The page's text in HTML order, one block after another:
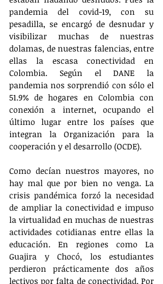
pandemia del covid-19, con su
pesadilla, se encargó de desnudar y
visibilizar muchas de nuestras
dolamas, de nuestras falencias, entre
ellas la escasa conectividad en
Colombia. Según el DANE la
pandemia nos sorprendió con sólo el
51.9% de hogares en Colombia con
conexión a internet, ocupando el
último lugar entre los países que
integran la Organización para la
cooperación y el desarrollo (OCDE).
Como decían nuestros mayores, no
hay mal que por bien no venga. La
crisis pandémica forzó la necesidad
de ampliar la conectividad e impuso
la virtualidad en muchas de nuestras
actividades cotidianas entre ellas la
educación. En regiones como La
Guajira y Chocó, los estudiantes
perdieron prácticamente dos años
lectivos por falta de conectividad. Por